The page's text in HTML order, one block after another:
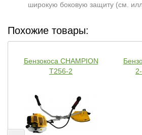
широкую боковую защиту (см.
Похожие товары:
Бензокоса CHAMPION
Т256-2